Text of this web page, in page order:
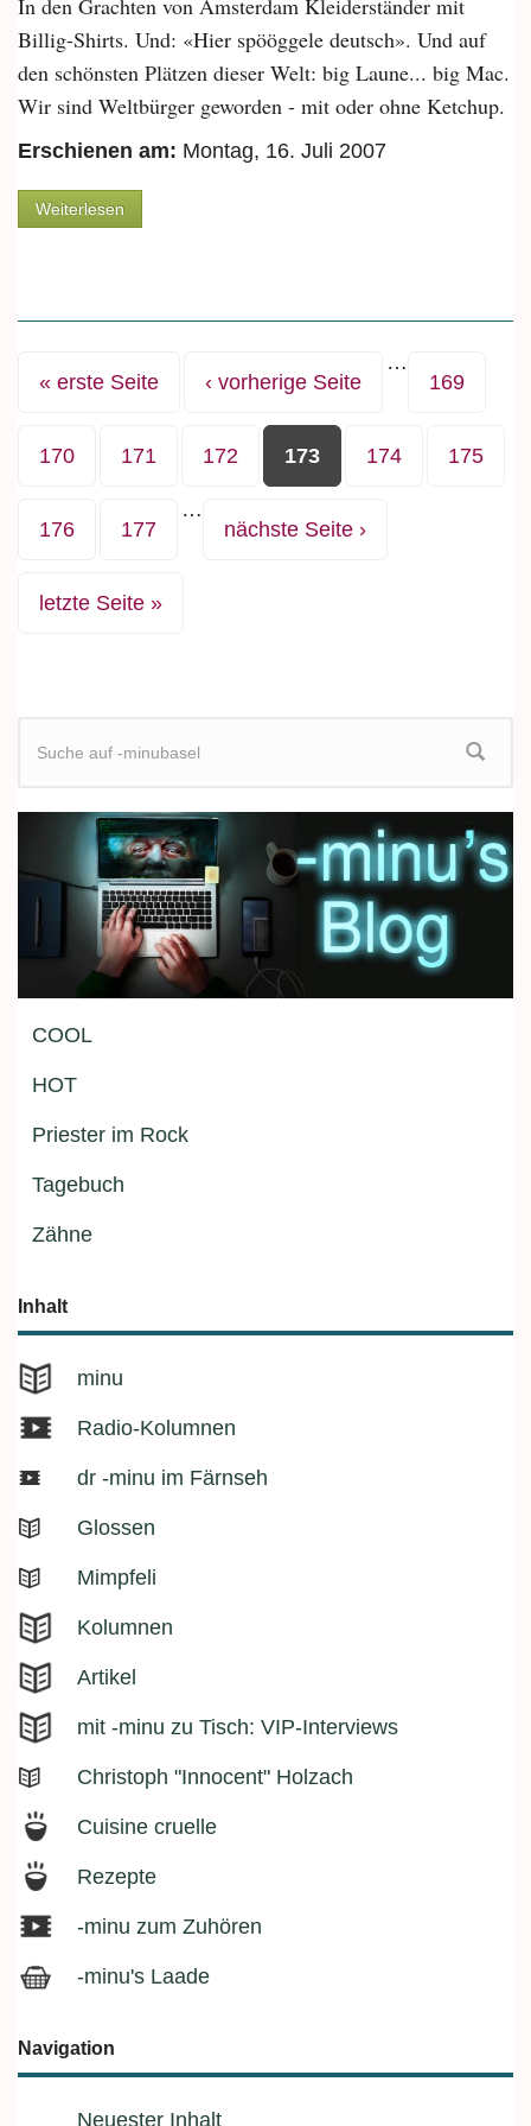
In den Grachten von Amsterdam Kleiderständer mit
Billig-Shirts. Und: «Hier spööggele deutsch». Und auf
den schönsten Plätzen dieser Welt: big Laune... big Mac.
Wir sind Weltbürger geworden - mit oder ohne Ketchup.
Erschienen am: Montag, 16. Juli 2007
Weiterlesen
Seiten
« erste Seite ‹ vorherige Seite
…
169
170 171 172 173 174 175
176 177
…
nächste Seite ›
letzte Seite »
Suchformular
COOL
HOT
Priester im Rock
Tagebuch
Zähne
Inhalt
minu
Radio-Kolumnen
dr -minu im Färnseh
Glossen
Mimpfeli
Kolumnen
Artikel
mit -minu zu Tisch: VIP-Interviews
Christoph "Innocent" Holzach
Cuisine cruelle
Rezepte
-minu zum Zuhören
-minu's Laade
Navigation
Neuester Inhalt